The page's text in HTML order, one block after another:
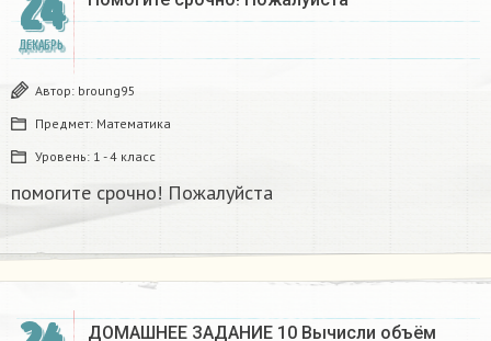
ДЕКАБРЬ
Автор: broung95
Предмет: Математика
Уровень: 1 - 4 класс
помогите срочно! Пожалуйста
ДОМАШНЕЕ ЗАДАНИЕ 10 Вычисли объём